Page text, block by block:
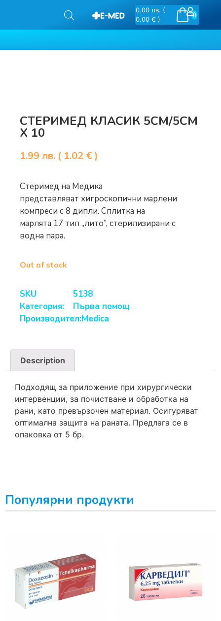
0
0.00 лв. (
0.00 € )
СТЕРИМЕД КЛАСИК 5СМ/5СМ
Х 10
1.99 лв. ( 1.02 € )
Стеримед на Медика
представляват хигроскопични марлени
компреси с 8 дипли. Сплитка на
марлята 17 тип „лито”, стерилизирани с
водна пара.
Out of stock
SKU
5138
Категория:
Първа помощ
Производител:Medica
Description
Подходящ за приложение при хирургически
интервенции, за почистване и обработка на
рани, като превързочен материал. Осигуряват
оптимална защита на раната. Предлага се в
опаковка от 5 бр.
Популярни продукти